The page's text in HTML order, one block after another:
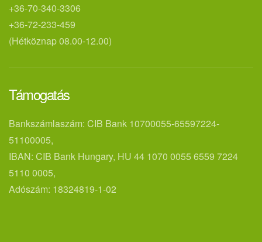
+36-70-340-3306
+36-72-233-459
(Hétköznap 08.00-12.00)
Támogatás
Bankszámlaszám: CIB Bank 10700055-65597224-
51100005,
IBAN: CIB Bank Hungary, HU 44 1070 0055 6559 7224
5110 0005,
Adószám: 18324819-1-02